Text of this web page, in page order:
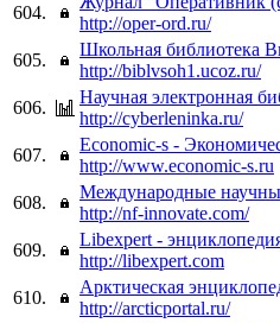
604.
http://oper-ord.ru/
605.
Школьная библиотека
http://biblvsoh1.ucoz.ru/
606.
Научная электронная
http://cyberleninka.ru/
607.
Economic-s -
http://www.economic-s.ru
608.
Международные
http://nf-innovate.com/
609.
Libexpert -
http://libexpert.com
610.
Арктическая
http://arcticportal.ru/